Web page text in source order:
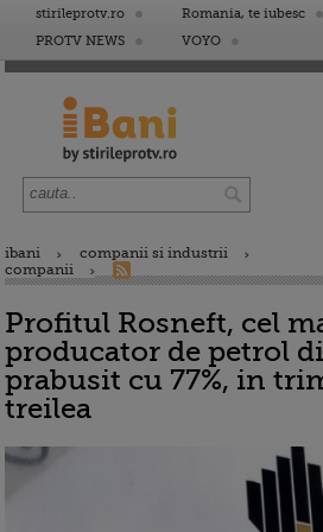
stirileprotv.ro Romania, te iubesc
PROTV NEWS
VOYO
ibani
companii si industrii
companii
Profitul Rosneft, cel
producator de petrol
prabusit cu 77%, in
treilea